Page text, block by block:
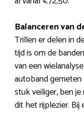
Balanceren van
Trillen er delen in
tijd is om de
van een
autoband gemeten
stuk veiliger, ben
dit het rijplezier. Bij